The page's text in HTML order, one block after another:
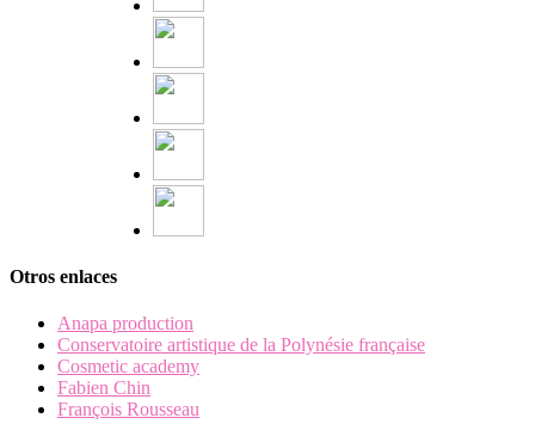
Otros enlaces
Anapa production
Conservatoire artistique de la Polynésie française
Cosmetic academy
Fabien Chin
François Rousseau